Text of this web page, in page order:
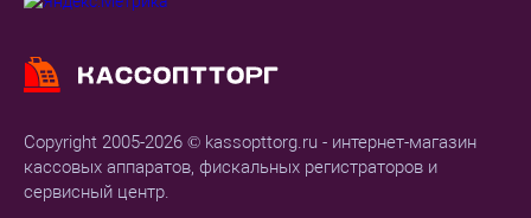
Copyright 2005-2026 © kassopttorg.ru - интернет-магазин
кассовых аппаратов, фискальных регистраторов и
сервисный центр.